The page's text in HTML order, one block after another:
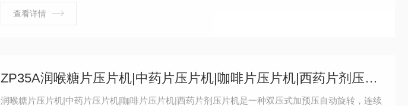
查看详情
ZP35A润喉糖片压片机|中药片压片机|咖啡片压片机|西药片剂压片机
润喉糖片压片机|中药片压片机|咖啡片压片机|西药片剂压片机是一种双压式加预压自动旋转，连续